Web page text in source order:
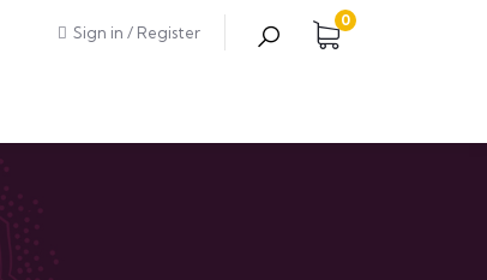
Sign in / Register
0